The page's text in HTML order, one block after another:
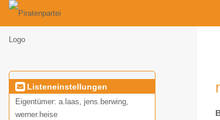
Listeneinstellungen
Eigentümer: a.laas, jens.berwing,
werner.heise